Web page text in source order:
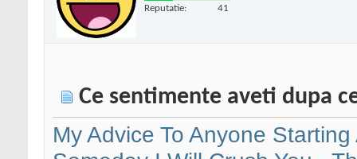
Reputatie: 41
Ce sentimente aveti dupa
My Advice To Anyone